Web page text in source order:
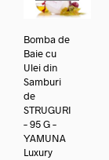
Bomba de
Baie cu
Ulei din
Samburi
de
STRUGURI
– 95 G –
YAMUNA
Luxury